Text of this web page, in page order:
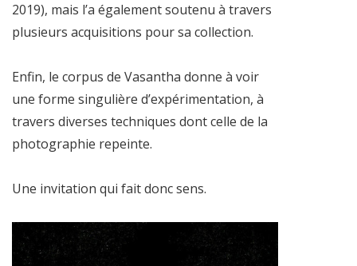
2019), mais l’a également soutenu à travers
plusieurs acquisitions pour sa collection.
Enfin, le corpus de Vasantha donne à voir
une forme singulière d’expérimentation, à
travers diverses techniques dont celle de la
photographie repeinte.
Une invitation qui fait donc sens.